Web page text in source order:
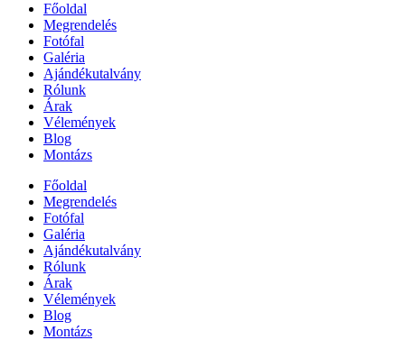
Főoldal
Megrendelés
Fotófal
Galéria
Ajándékutalvány
Rólunk
Árak
Vélemények
Blog
Montázs
Főoldal
Megrendelés
Fotófal
Galéria
Ajándékutalvány
Rólunk
Árak
Vélemények
Blog
Montázs